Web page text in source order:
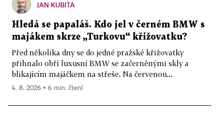
JAN KUBITA
Hledá se papaláš. Kdo jel v černém BMW s
majákem skrze „Turkovu“ křižovatku?
Před několika dny se do jedné pražské křižovatky
přihnalo obří luxusní BMW se začerněnými skly a
blikajícím majáčkem na střeše. Na červenou...
4. 8. 2026 ▪ 6 min. čtení